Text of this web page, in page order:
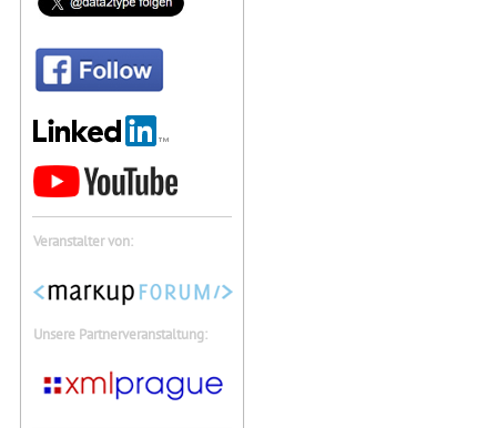
Veranstalter von:
Unsere Partnerveranstaltung: